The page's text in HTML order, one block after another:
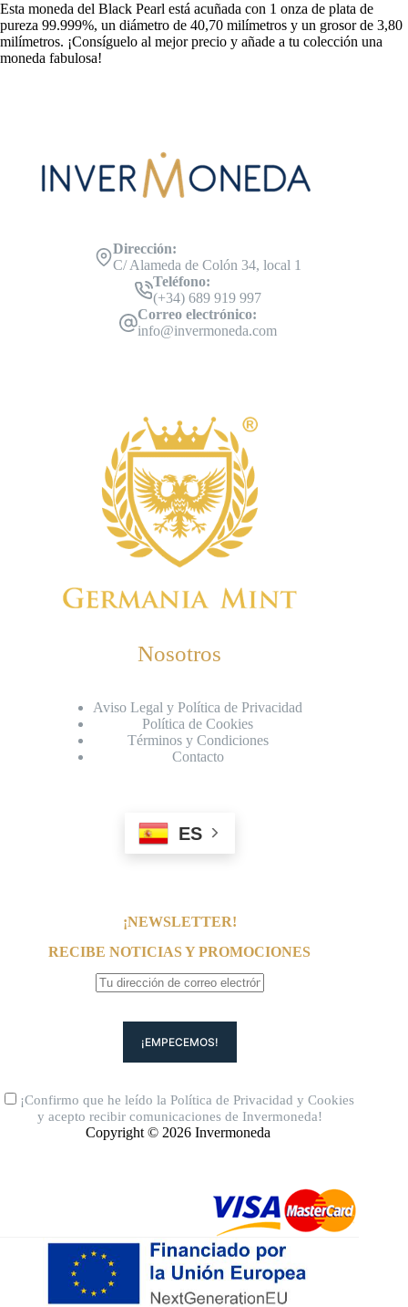
Esta moneda del Black Pearl está acuñada con 1 onza de plata de
pureza 99.999%, un diámetro de 40,70 milímetros y un grosor de 3,80
milímetros. ¡Consíguelo al mejor precio y añade a tu colección una
moneda fabulosa!
Dirección:
C/ Alameda de Colón 34, local 1
Teléfono:
(+34) 689 919 997
Correo electrónico:
info@invermoneda.com
Nosotros
Aviso Legal y Política de Privacidad
Política de Cookies
Términos y Condiciones
Contacto
ES
¡NEWSLETTER!
RECIBE NOTICIAS Y PROMOCIONES
¡Confirmo que he leído laPolítica de Privacidad yCookies
y acepto recibir comunicaciones de Invermoneda!
Copyright © 2026 Invermoneda